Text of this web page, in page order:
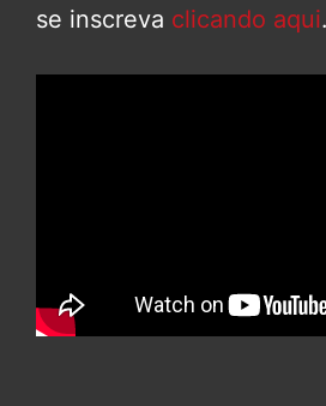
se inscreva clicando aqui.